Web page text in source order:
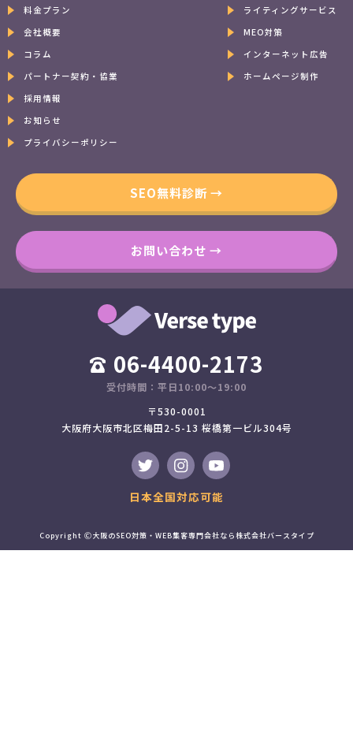
料金プラン
会社概要
コラム
パートナー契約・協業
採用情報
お知らせ
プライバシーポリシー
ライティングサービス
MEO対策
インターネット広告
ホームページ制作
SEO無料診断 →
お問い合わせ →
06-4400-2173
受付時間：平日10:00～19:00
〒530-0001
大阪府大阪市北区梅田2-5-13 桜橋第一ビル304号
日本全国対応可能
Copyright Ⓒ大阪のSEO対策 ・WEB集客専門会社なら株式会社バースタイプ